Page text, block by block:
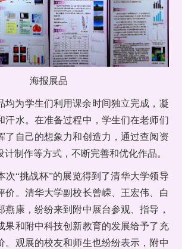
海报展品
均为学生们利用课余时间独立完成，凝
汗水。在准备过程中，学生们在老师们
了自己的想象力和创造力，通过查阅资
计制作等方式，不断完善和优化作品。
次“挑战杯”的展览得到了清华大学领导
价。清华大学副校长曾嵘、王宏伟、白
燕康，纷纷来到附中展台参观、指导，
果和附中科技创新教育的发展给予了充
。观展的校友和师生也纷纷表示，附中